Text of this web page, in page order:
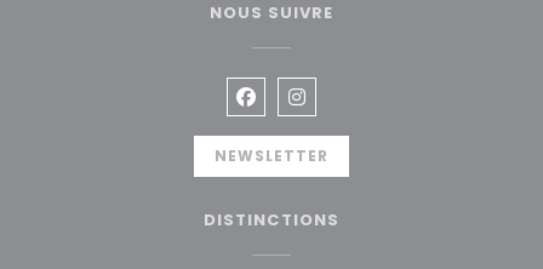
NOUS SUIVRE
Facebook ((ouvre une
Instagram ((ouvre une
NEWSLETTER
DISTINCTIONS